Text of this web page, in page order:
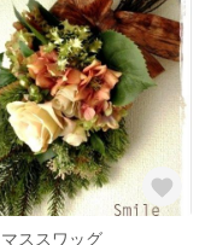
ススワッグ